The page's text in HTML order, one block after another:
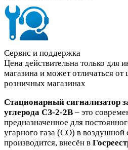
Сервис и поддержка
Цена действительна только для
магазина и может отличаться от
розничных магазинах
Стационарный сигнализатор
углерода СЗ-2-2В – это
предназначенное для
угарного газа (СО) в
производится, внесён в